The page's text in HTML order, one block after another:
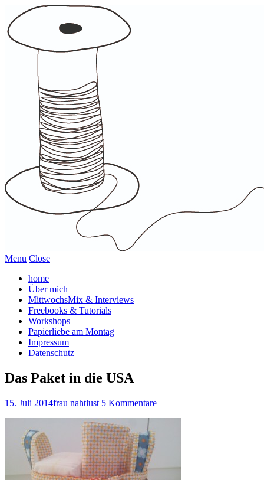
Menu Close
home
Über mich
MittwochsMix & Interviews
Freebooks & Tutorials
Workshops
Papierliebe am Montag
Impressum
Datenschutz
Das Paket in die USA
15. Juli 2014frau nahtlust 5 Kommentare